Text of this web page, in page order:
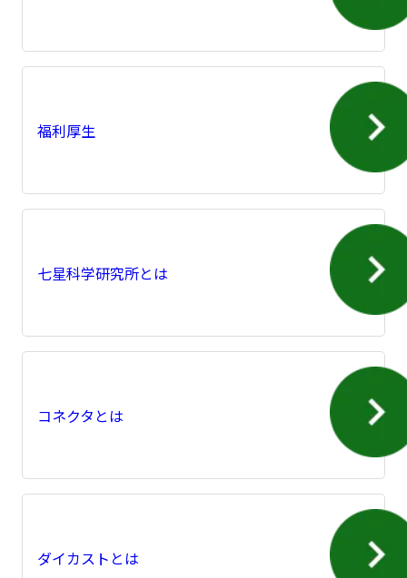
福利厚生
七星科学研究所とは
コネクタとは
ダイカストとは